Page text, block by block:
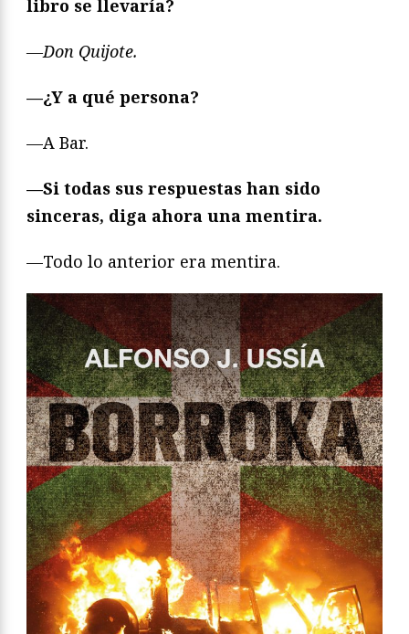
libro se llevaría?
—Don Quijote.
—¿Y a qué persona?
—A Bar.
—Si todas sus respuestas han sido
sinceras, diga ahora una mentira.
—Todo lo anterior era mentira.